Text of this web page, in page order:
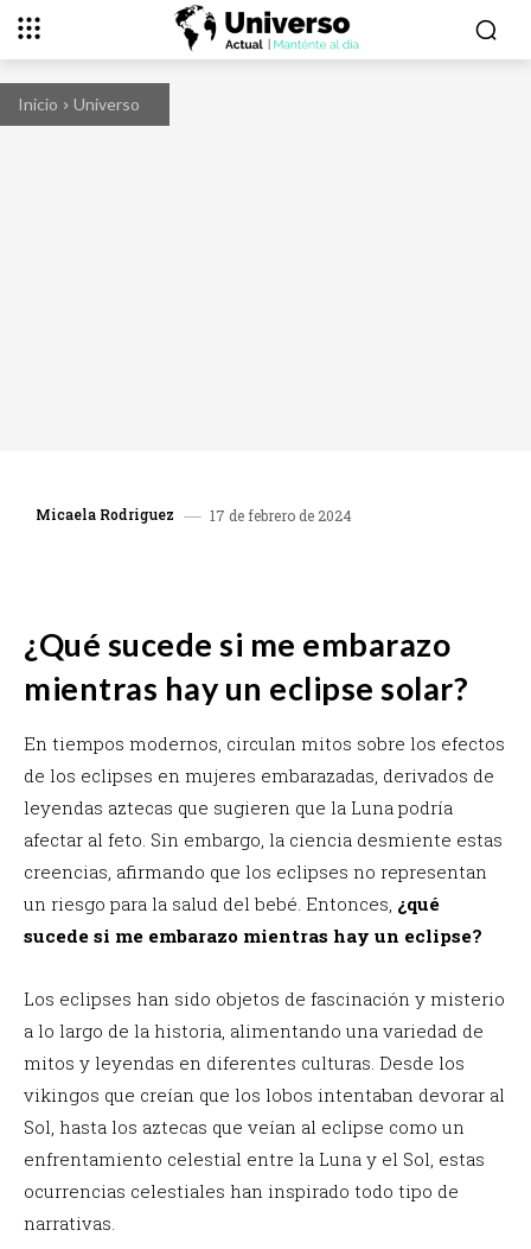
Inicio Universo
Micaela Rodriguez 17 de febrero de 2024
¿Qué sucede si me embarazo
mientras hay un eclipse solar?
En tiempos modernos, circulan mitos sobre los efectos
de los eclipses en mujeres embarazadas, derivados de
leyendas aztecas que sugieren que la Luna podría
afectar al feto. Sin embargo, la ciencia desmiente estas
creencias, afirmando que los eclipses no representan
un riesgo para la salud del bebé. Entonces, ¿qué
sucede si me embarazo mientras hay un eclipse?
Los eclipses han sido objetos de fascinación y misterio
a lo largo de la historia, alimentando una variedad de
mitos y leyendas en diferentes culturas. Desde los
vikingos que creían que los lobos intentaban devorar al
Sol, hasta los aztecas que veían al eclipse como un
enfrentamiento celestial entre la Luna y el Sol, estas
ocurrencias celestiales han inspirado todo tipo de
narrativas.